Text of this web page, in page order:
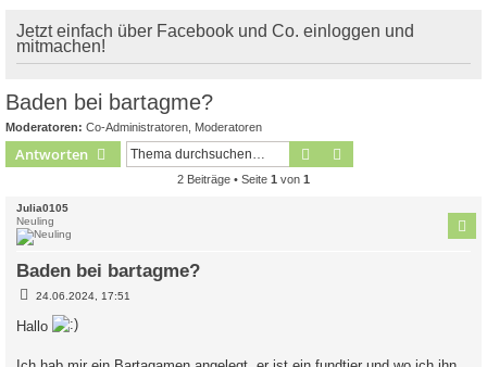
Jetzt einfach über Facebook und Co. einloggen und
mitmachen!
Baden bei bartagme?
Moderatoren: Co-Administratoren Moderatoren
Antworten Suche
2 Beiträge • Seite 1 von 1
Julia0105
Neuling
Baden bei bartagme?
B
i
t
24.06.2024, 17:51
Hallo